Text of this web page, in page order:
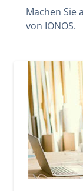
Machen Sie
von IONOS.